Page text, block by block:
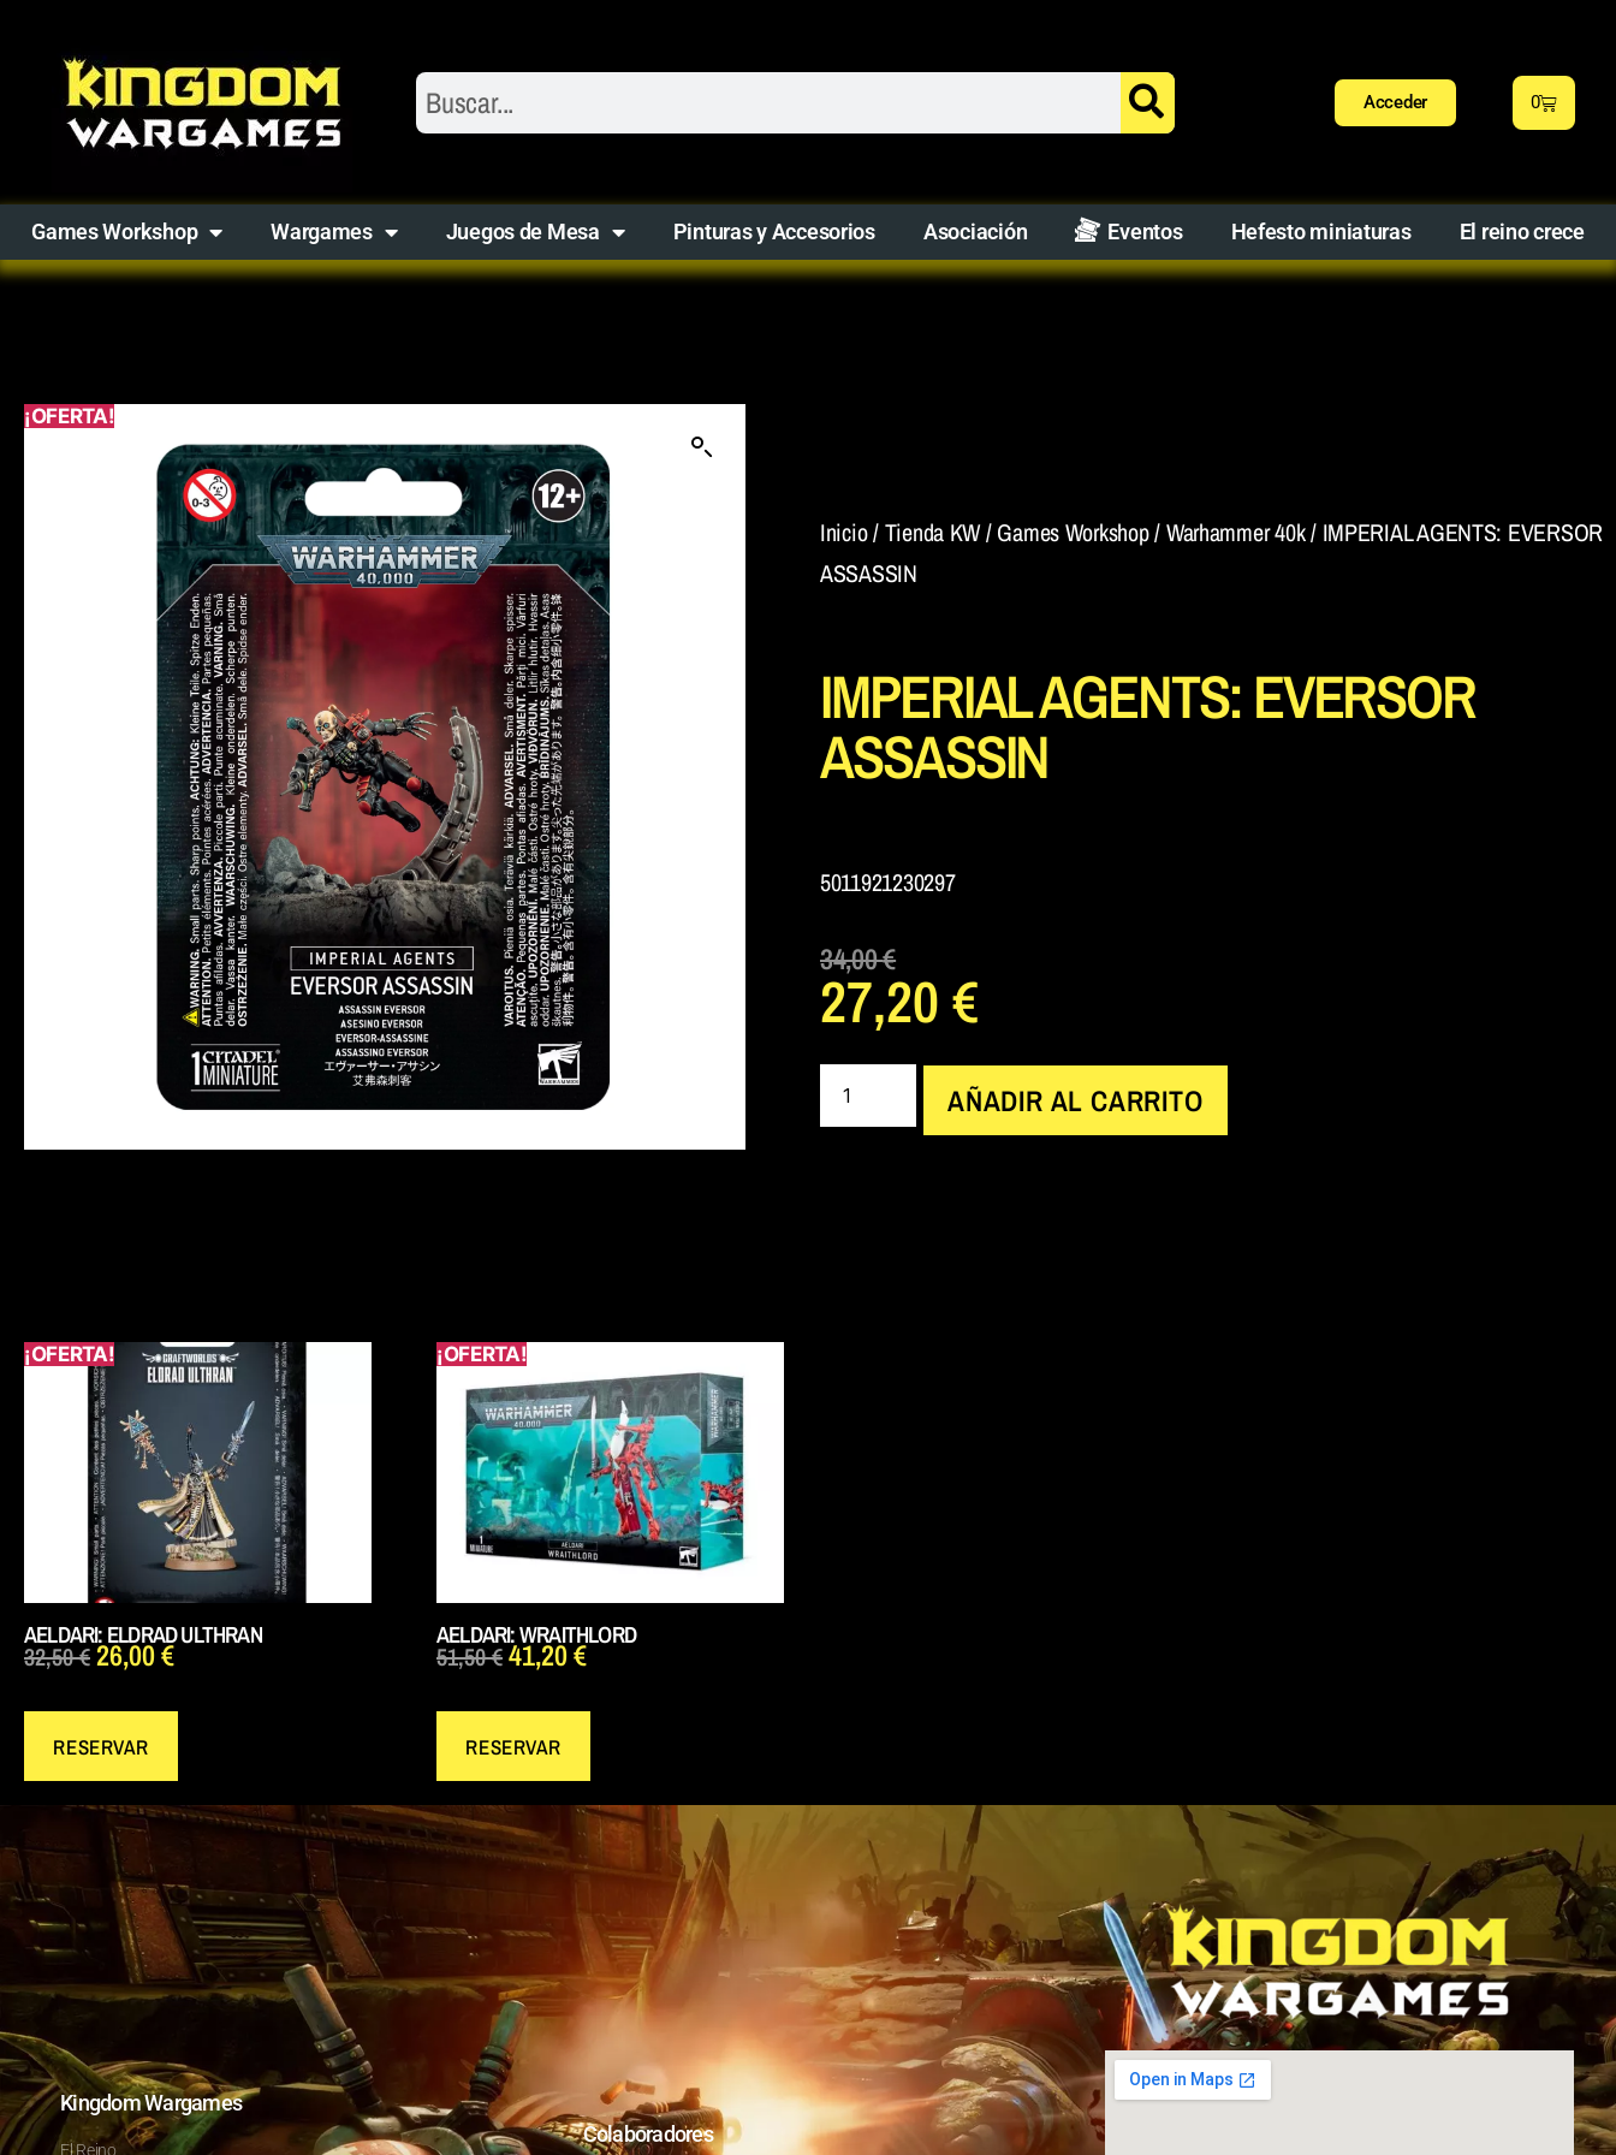
Acceder 0
Games Workshop Wargames Juegos de Mesa Pinturas y Accesorios Asociación Eventos Hefesto miniaturas El reino crece
¡OFERTA!
Inicio/Tienda KW/Games Workshop/Warhammer 40k/ IMPERIAL AGENTS: EVERSOR
ASSASSIN
IMPERIAL AGENTS: EVERSOR
ASSASSIN
5011921230297
34,00€
27,20€
AÑADIR AL CARRITO
¡OFERTA!
AELDARI: ELDRAD ULTHRAN
32,50€26,00€
RESERVAR
¡OFERTA!
AELDARI: WRAITHLORD
51,50€41,20€
RESERVAR
Kingdom Wargames
El Reino
Colaboradores